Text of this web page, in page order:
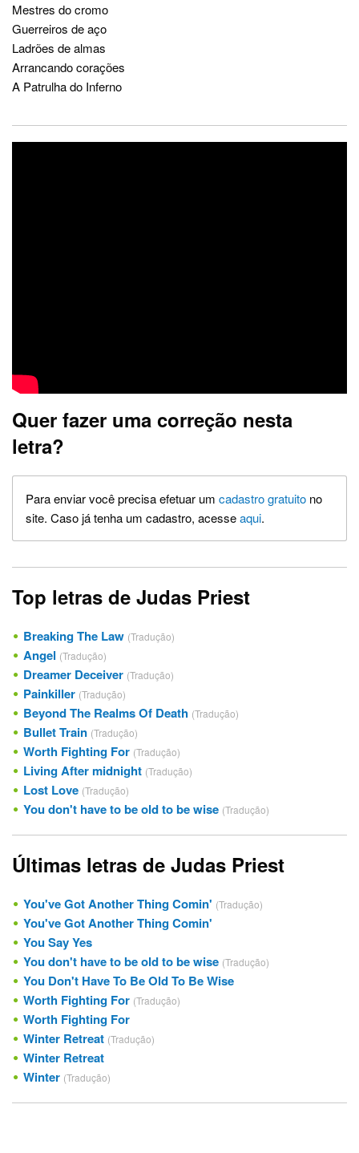
Mestres do cromo
Guerreiros de aço
Ladrões de almas
Arrancando corações
A Patrulha do Inferno
Quer fazer uma correção nesta
letra?
Para enviar você precisa efetuar um cadastro gratuito no
site. Caso já tenha um cadastro, acesseaqui.
Top letras de Judas Priest
Breaking The Law (Tradução)
Angel (Tradução)
Dreamer Deceiver (Tradução)
Painkiller (Tradução)
Beyond The Realms Of Death (Tradução)
Bullet Train (Tradução)
Worth Fighting For (Tradução)
Living After midnight (Tradução)
Lost Love (Tradução)
You don't have to be old to be wise (Tradução)
Últimas letras de Judas Priest
You've Got Another Thing Comin' (Tradução)
You've Got Another Thing Comin'
You Say Yes
You don't have to be old to be wise (Tradução)
You Don't Have To Be Old To Be Wise
Worth Fighting For (Tradução)
Worth Fighting For
Winter Retreat (Tradução)
Winter Retreat
Winter (Tradução)